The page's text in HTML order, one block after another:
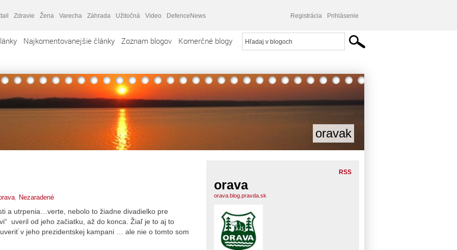
Zdravie Žena Varecha Záhrada Užitočná Video DefenceNews Registrácia Prihlásenie
Najkomentovanejšie články Zoznam blogov Komerčné blogy
oravak
Nezaradené
a utrpenia…verte, nebolo to žiadne divadielko pre
uveril od jeho začiatku, až do konca. Žiaľ je to aj to
v jeho prezidentskej kampani … ale nie o tomto som
RSS
orava
orava.blog.pravda.sk